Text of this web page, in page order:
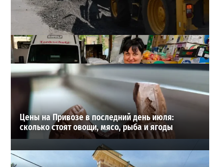
В Одессе взялись за остановки на Ришельевской: что
изменится для транспорта
3
18-07-2026 в 08:26
ВИБОР РЕДАКЦИИ
Цены на Привозе в последний день июля:
сколько стоят овощи, мясо, рыба и ягоды